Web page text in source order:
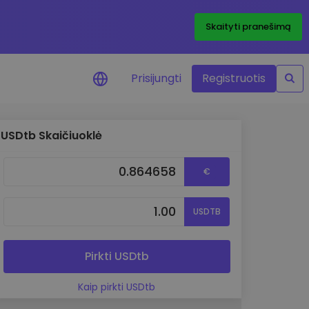
Skaityti pranešimą
analizė
įžvalgos, užtikrinančios
Prisijungti Registruotis
USDtb Skaičiuoklė
€
USDTB
Pirkti USDtb
Kaip pirkti USDtb